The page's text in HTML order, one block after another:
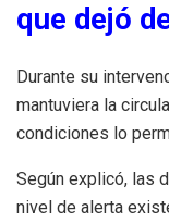
que dejó
Durante su
mantuviera la
condiciones lo
Según explicó, las
nivel de alerta